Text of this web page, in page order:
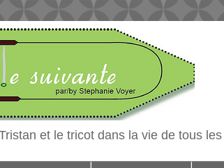
et le tricot dans la vie de tous